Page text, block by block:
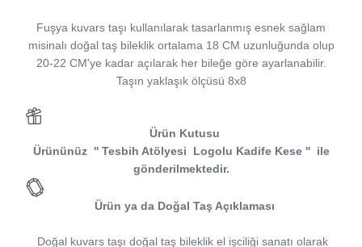
Fuşya kuvars taşı kullanılarak tasarlanmış esnek sağlam
misinalı doğal taş bileklik ortalama 18 CM uzunluğunda olup
20-22 CM'ye kadar açılarak her bileğe göre ayarlanabilir.
Taşın yaklaşık ölçüsü 8x8
Ürün Kutusu
Ürününüz '' Tesbih Atölyesi Logolu Kadife Kese '' ile
gönderilmektedir.
Ürün ya da Doğal Taş Açıklaması
Doğal kuvars taşı doğal taş bileklik el işciliği sanatı olarak